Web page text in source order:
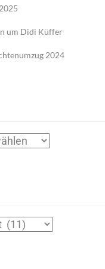
um Didi Küffer
2024